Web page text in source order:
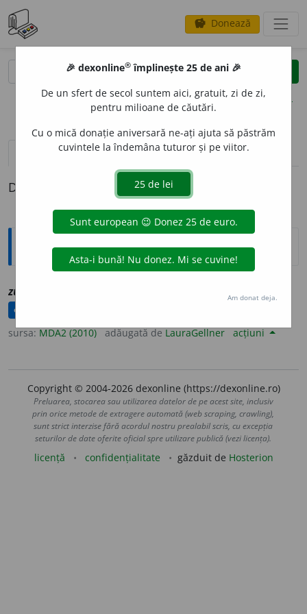
savings Donează
clear
opțiuni
definiții (1)
Definiția cu ID-ul 1221377:
Explicative DEX
zu
corectat(ă)
sursa: MDA2 (2010) adăugată de LauraGellner acțiuni
Copyright © 2004-2026 dexonline (https://dexonline.ro)
Preluarea, stocarea sau utilizarea datelor de pe acest site, inclusiv
prin orice metode de extragere automată (web scraping, crawling),
sunt strict interzise fără acordul nostru prealabil scris, cu excepția
seturilor de date oferite oficial spre utilizare publică (vezi licența).
licență confidențialitate găzduit de Hosterion
🎉 dexonline® împlinește 25 de ani 🎉
De un sfert de secol suntem aici, gratuit, zi de zi,
pentru milioane de căutări.
Cu o mică donație aniversară ne-ați ajuta să păstrăm
cuvintele la îndemâna tuturor și pe viitor.
Am donat deja.